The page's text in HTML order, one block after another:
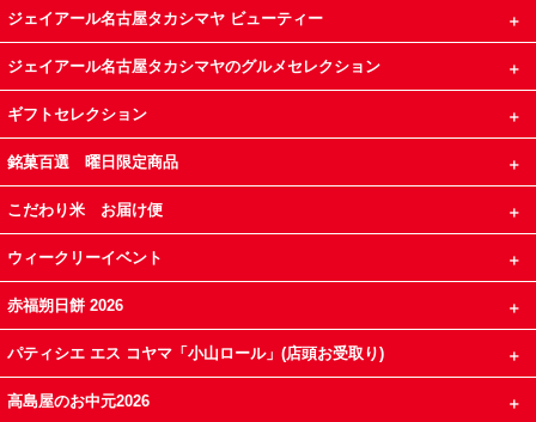
ジェイアール名古屋タカシマヤ ビューティー
ジェイアール名古屋タカシマヤのグルメセレクション
ギフトセレクション
銘菓百選 曜日限定商品
こだわり米 お届け便
ウィークリーイベント
赤福朔日餅 2026
パティシエ エス コヤマ「小山ロール」(店頭お受取り)
高島屋のお中元2026